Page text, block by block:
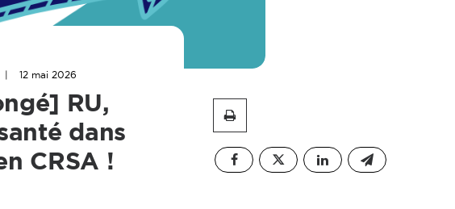
| 12 mai 2026
RU,
dans
CRSA !